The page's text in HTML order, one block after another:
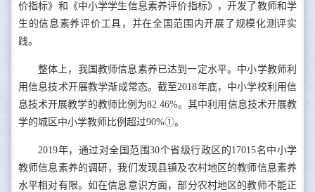
价指标》和《中小学学生信息素养评价指标》，开发了教师和学
生的信息素养评价工具，并在全国范围内开展了规模化测评实
践。
整体上，我国教师信息素养已达到一定水平。中小学教师利
用信息技术开展教学渐成常态。截至2018年底，中小学校利用信
息技术开展教学的教师比例为82.46%。其中利用信息技术开展教
学的城区中小学教师比例超过90%①。
2019年，通过对全国范围30个省级行政区的17015名中小学
教师信息素养的调研，我们发现县镇及农村地区的教师信息素养
水平相对有限。如在信息意识方面，部分农村地区的教师不能正